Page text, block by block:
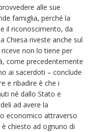
alle sue
famiglia, perché la
il riconoscimento, da
Chiesa riveste anche sul
non lo tiene per
come precedentemente
ai sacerdoti – conclude
e ribadire è che i
né dallo Stato e
ad avere la
economico attraverso
è chiesto ad ognuno di